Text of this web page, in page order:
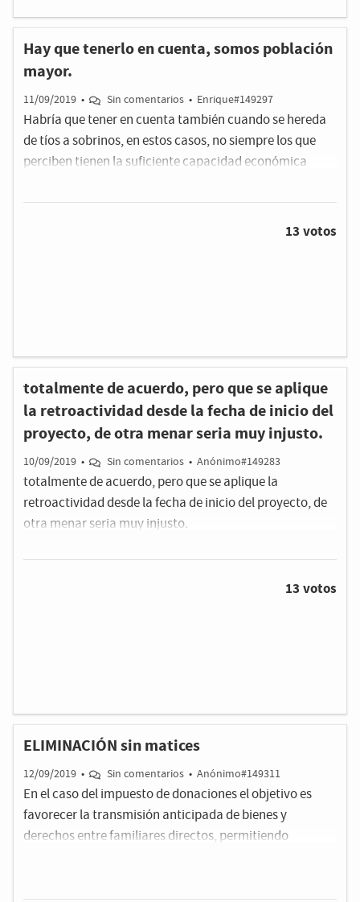
Hay que tenerlo en cuenta, somos población
mayor.
11/09/2019 • Sin comentarios • Enrique#149297
Habría que tener en cuenta también cuando se hereda
de tíos a sobrinos, en estos casos, no siempre los que
perciben tienen la suficiente capacidad económica
situación, además suelen ser situaciones que por unos u
otros motivos(principalmente la parte económica)13 votos
totalmente de acuerdo, pero que se aplique
la retroactividad desde la fecha de inicio del
proyecto, de otra menar seria muy injusto.
10/09/2019 • Sin comentarios • Anónimo#149283
totalmente de acuerdo, pero que se aplique la
retroactividad desde la fecha de inicio del proyecto, de
otra menar seria muy injusto.
13 votos
ELIMINACIÓN sin matices
12/09/2019 • Sin comentarios • Anónimo#149311
En el caso del impuesto de donaciones el objetivo es
favorecer la transmisión anticipada de bienes y
derechos entre familiares directos, permitiendo